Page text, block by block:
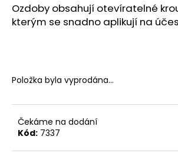
Ozdoby obsahují otevíratelné
kterým se snadno aplikují na
Položka byla vyprodána…
Čekáme na dodání
Kód: 7337
o
p
č
j
e
m